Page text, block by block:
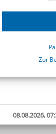
Zur
08.08.2026,